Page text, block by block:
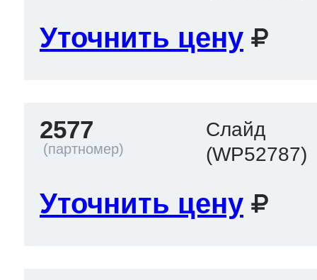
Уточнить цену
2577
Слайд
(WP52787)
Уточнить цену